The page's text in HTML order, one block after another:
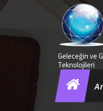
İçeriğe
Geleceğin ve
Teknolojileri